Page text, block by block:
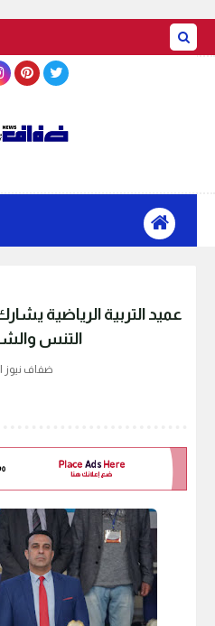
عميد التربية الرياضية
التنس
ضفاف نيوز